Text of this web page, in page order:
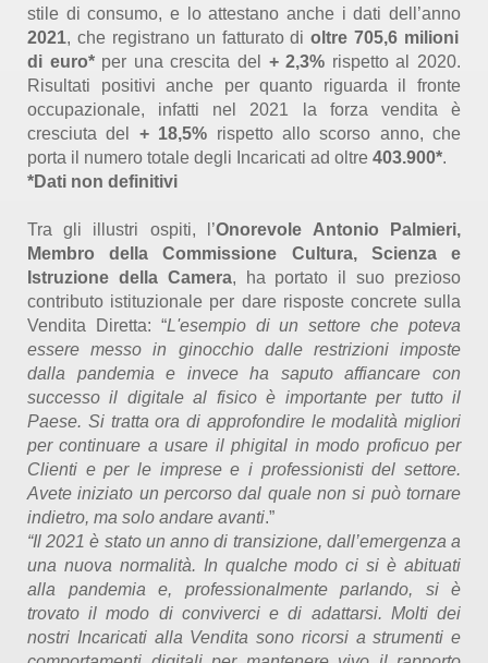
stile di consumo, e lo attestano anche i dati dell’anno
2021, che registrano un fatturato dioltre 705,6 milioni
di euro*per una crescita del + 2,3% rispetto al 2020.
Risultati positivi anche per quanto riguarda il fronte
occupazionale, infatti nel 2021 la forza vendita è
cresciuta del + 18,5% rispetto allo scorso anno, che
porta il numero totale degli Incaricati ad oltre 403.900*.
*Dati non definitivi
Tra gli illustri ospiti, l’Onorevole
Antonio Palmieri,
Membro della Commissione Cultura, Scienza e
Istruzione della Camera, ha portato il suo prezioso
contributo istituzionale per dare risposte concrete sulla
Vendita Diretta: “L'esempio di un settore che poteva
essere messo in ginocchio dalle restrizioni imposte
dalla pandemia e invece ha saputo affiancare con
successo il digitale al fisico è importante per tutto il
Paese. Si tratta ora di approfondire le modalità migliori
per continuare a usare il phigital in modo proficuo per
Clienti e per le imprese e i professionisti del settore.
Avete iniziato un percorso dal quale non si può tornare
indietro, ma solo andare avanti.”
“Il 2021 è stato un anno di transizione, dall’emergenza a
una nuova normalità. In qualche modo ci si è abituati
alla pandemia e, professionalmente parlando, si è
trovato il modo di conviverci e di adattarsi. Molti dei
nostri Incaricati alla Vendita sono ricorsi a strumenti e